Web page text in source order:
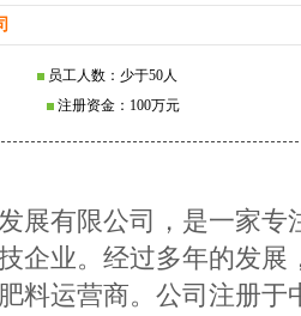
业
员工人数：少于50人
07
注册资金：100万元
展有限公司，是一家
企业。经过多年的发
料运营商。公司注册